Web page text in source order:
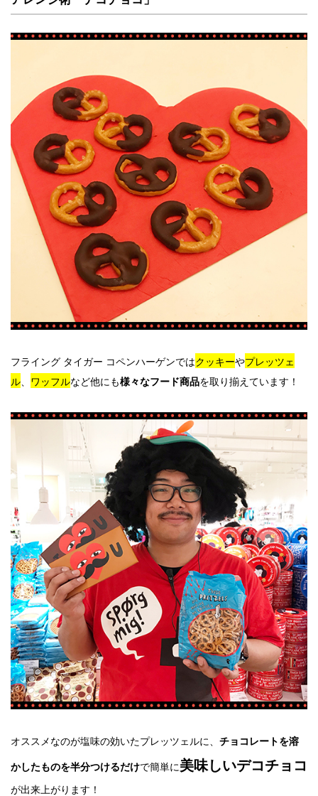
フライング タイガー コペンハーゲンではクッキーやプレッツェ
ル
ワッフルなど他にも様々なフード商品を取り揃えています！
オススメなのが塩味の効いたプレッツェルに、 チョコレートを溶
かしたものを半分つけるだけで簡単に美味しいデコチョコ
が出来上がります！